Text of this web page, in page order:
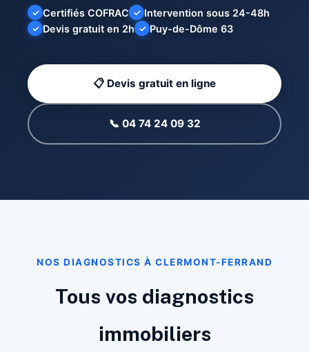
✓ Certifiés COFRAC ✓ Intervention sous 24-48h
✓ Devis gratuit en 2h ✓ Puy-de-Dôme 63
📋 Devis gratuit en ligne
📞 04 74 24 09 32
NOS DIAGNOSTICS À CLERMONT-FERRAND
Tous vos diagnostics
immobiliers